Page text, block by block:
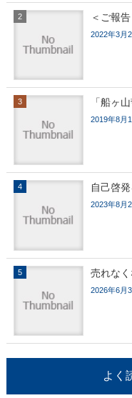
＜ご報
2022年3月
「船ヶ
2019年8月
自己啓
2023年8月
売れな
2026年6月
よく